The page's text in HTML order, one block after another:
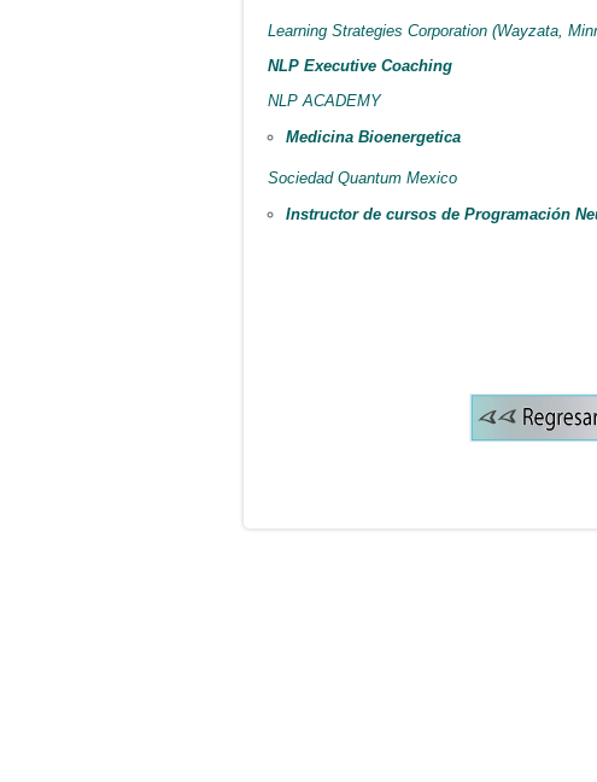
Learning Strategies Corporation (Wayzata,
NLP Executive Coaching
NLP ACADEMY
Medicina Bioenergetica
Sociedad Quantum Mexico
Instructor de cursos de Programación